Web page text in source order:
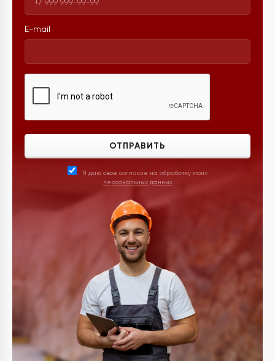
E-mail
ОТПРАВИТЬ
Я даю свое согласие на обработку моих
персональных данных